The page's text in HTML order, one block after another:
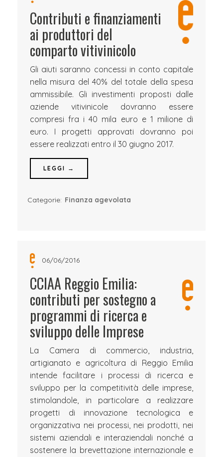
Contributi e finanziamenti
ai produttori del
comparto vitivinicolo
Gli aiuti saranno concessi in conto capitale
nella misura del 40% del totale della spesa
ammissibile. Gli investimenti proposti dalle
aziende vitivinicole dovranno essere
compresi fra i 40 mila euro e 1 milione di
euro. I progetti approvati dovranno poi
essere realizzati entro il 30 giugno 2017.
LEGGI →
Categorie: Finanza agevolata
06/06/2016
CCIAA Reggio Emilia:
contributi per sostegno a
programmi di ricerca e
sviluppo delle Imprese
La Camera di commercio, industria,
artigianato e agricoltura di Reggio Emilia
intende facilitare i processi di ricerca e
sviluppo per la competitività delle imprese,
stimolandole, in particolare a realizzare
progetti di innovazione tecnologica e
organizzativa nei processi, nei prodotti, nei
sistemi aziendali e interaziendali nonché a
sostenere la brevettazione internazionale e